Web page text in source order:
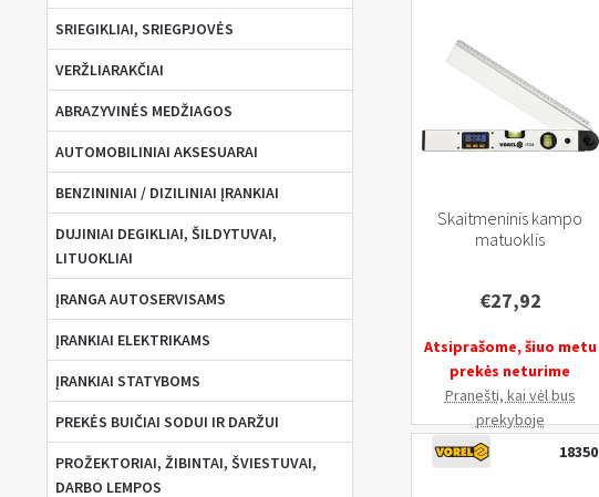
(180
gradacija
Skaitmeninis kampo
matuoklis
€27,92
Atsiprašome, šiuo metu
prekės neturime
Pranešti, kai vėl bus
prekyboje
18350
SRIEGIKLIAI, SRIEGPJOVĖS
VERŽLIARAKČIAI
ABRAZYVINĖS MEDŽIAGOS
AUTOMOBILINIAI AKSESUARAI
BENZININIAI / DIZILINIAI ĮRANKIAI
DUJINIAI DEGIKLIAI, ŠILDYTUVAI,
LITUOKLIAI
ĮRANGA AUTOSERVISAMS
ĮRANKIAI ELEKTRIKAMS
ĮRANKIAI STATYBOMS
PREKĖS BUIČIAI SODUI IR DARŽUI
PROŽEKTORIAI, ŽIBINTAI, ŠVIESTUVAI,
DARBO LEMPOS